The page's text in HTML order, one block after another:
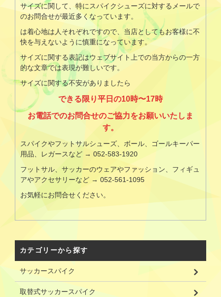
サイズに関して、特にスパイクシューズに対するメールで
のお問合せが最近多くなっています。
は着心地は人それぞれですので、当店としてもお客様に不
快を与えないように慎重になっています。
サイズに関する表記はウェブサイト上での当方からの一方
的な文章では表現が難しいです。
サイズに関する不安がありましたら
できる限り平日の10時〜17時
お電話でのお問合せのご協力をお願いいたしま
す。
スパイクやフットサルシューズ、ボール、ゴールキーパー
用品、レガースなど → 052-583-1920
フットサル、サッカーのウェアやファッション、フィギュ
アやアクセサリーなど → 052-561-1095
お気軽にお問合せください。
カテゴリーから探す
サッカースパイク
取替式サッカースパイク